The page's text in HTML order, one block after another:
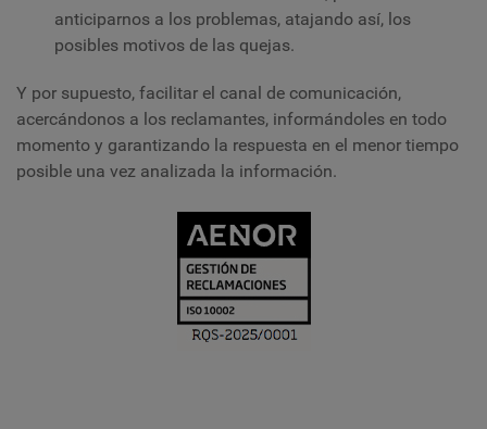
anticiparnos a los problemas, atajando así, los
posibles motivos de las quejas.
Y por supuesto, facilitar el canal de comunicación,
acercándonos a los reclamantes, informándoles en todo
momento y garantizando la respuesta en el menor tiempo
posible una vez analizada la información.